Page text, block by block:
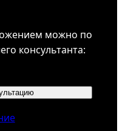
можно по
консультанта: